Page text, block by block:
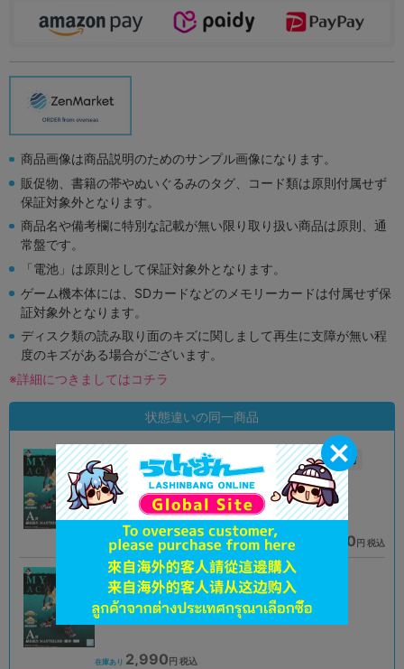
商品画像は商品説明のためのサンプル画像になります。
販促物、書籍の帯やぬいぐるみのタグ、コード類は原則付属せず
保証対象外となります。
商品名や備考欄に特別な記載が無い限り取り扱い商品は原則、通
常盤です。
「電池」は原則として保証対象外となります。
ゲーム機本体には、SDカードなどのメモリーカードは付属せず保
証対象外となります。
ディスク類の読み取り面のキズに関しまして再生に支障が無い程
度のキズがある場合がございます。
※詳細につきましてはコチラ
状態違いの同一商品
状態 : A
オンライン
品切状態 2,591円 税込
状態 : 未開封
姫路店
在庫あり 3,890円 税込
状態 : B
プライムツリー赤池店
在庫あり 2,990円 税込